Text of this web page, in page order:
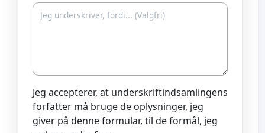
Jeg accepterer, at underskriftindsamlingens
forfatter må bruge de oplysninger, jeg
giver på denne formular, til de formål, jeg